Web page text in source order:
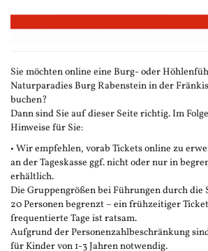
Zum
Haupt-
Sie möchten online eine Burg- oder
Naturparadies Burg Rabenstein in der
buchen?
Dann sind Sie auf dieser Seite richtig. Im
Hinweise für Sie:
• Wir empfehlen, vorab Tickets online zu
an der Tageskasse ggf. nicht oder nur in
erhältlich.
Die Gruppengrößen bei Führungen durch die
20 Personen begrenzt – ein frühzeitiger
frequentierte Tage ist ratsam.
Aufgrund der Personenzahlbeschränkung
für Kinder von 1-3 Jahren notwendig.